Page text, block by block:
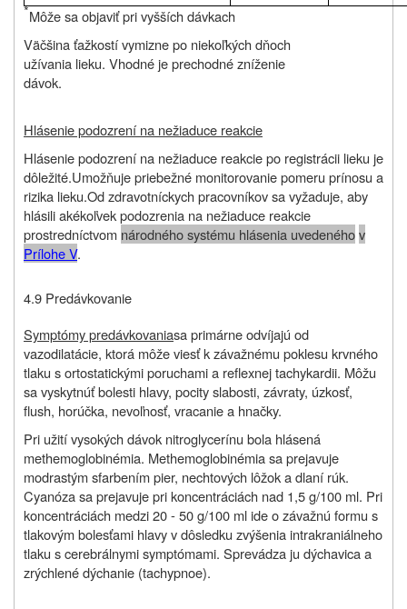
*Môže sa objaviť pri vyšších dávkach
Väčšina ťažkostí vymizne po niekoľkých dňoch
užívania lieku. Vhodné je prechodné zníženie
dávok.
Hlásenie podozrení na nežiaduce reakcie
Hlásenie podozrení na nežiaduce reakcie po registrácii lieku je
dôležité.Umožňuje priebežné monitorovanie pomeru prínosu a
rizika lieku.Odzdravotníckych pracovníkov sa vyžaduje, aby
hlásili akékoľvek podozrenia na nežiaduce reakcie
prostredníctvom národného systému hlásenia uvedenéhov
Prílohe V.
4.9 Predávkovanie
Symptómy predávkovaniasa primárne odvíjajú od
vazodilatácie, ktorá môže viesť k závažnému poklesu krvného
tlaku s ortostatickými poruchami a reflexnej tachykardii. Môžu
sa vyskytnúť bolesti hlavy, pocity slabosti, závraty, úzkosť,
flush, horúčka, nevoľnosť, vracanie a hnačky.
Pri užití vysokých dávok nitroglycerínu bola hlásená
methemoglobinémia. Methemoglobinémia sa prejavuje
modrastým sfarbením pier, nechtových lôžok a dlaní rúk.
Cyanóza sa prejavuje pri koncentráciách nad 1,5 g/100 ml. Pri
koncentráciách medzi 20 - 50 g/100 ml ide o závažnú formu s
tlakovým bolesťami hlavy v dôsledku zvýšenia intrakraniálneho
tlaku s cerebrálnymi symptómami. Sprevádza ju dýchavica a
zrýchlené dýchanie (tachypnoe).